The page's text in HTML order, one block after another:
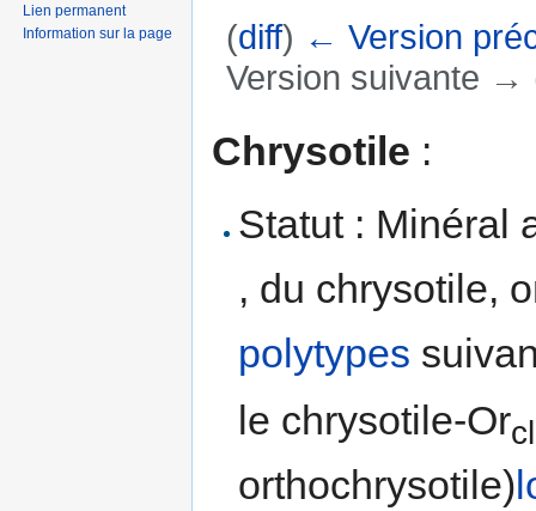
(diff) ← Version
Version suivante →
Chrysotile :
Statut : Minéral
, du chrysotile,
polytypes
le chrysotile-Orcl
orthochrysotile)
Lien permanent
Information sur la page